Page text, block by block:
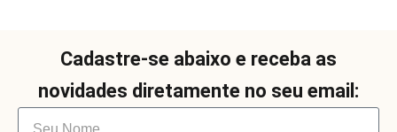
Cadastre-se abaixo e receba as
novidades diretamente no seu email: